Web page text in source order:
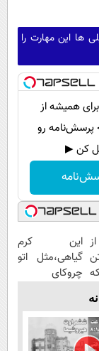
ها این مهارت را
برای همیشه از
پرسش‌نامه رو
کن ▶
این کرم
گیاهی،مثل اتو
چروکای